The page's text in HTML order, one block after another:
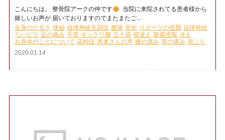
こんにちは。 整骨院アークの仲です
当院に来院されてる患者様から
嬉しいお声が 届いておりますのでまたまたご...
全身のだるさ 便秘 自律神経失調症 腰痛 骨折 スポーツの怪我 自律神経
リハビリ 足の痛み 手首 ギックリ腰 五十肩 寝違え 新着情報 冷え
お身体のことについて 花粉症 患者さんの声 膝の痛み 首の痛み 肩こり
2020.01.14